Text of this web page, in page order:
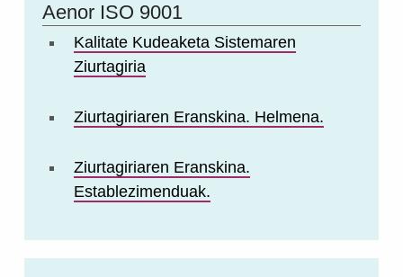
Aenor ISO 9001
Kalitate Kudeaketa Sistemaren
Ziurtagiria
Ziurtagiriaren Eranskina. Helmena.
Ziurtagiriaren Eranskina.
Establezimenduak.